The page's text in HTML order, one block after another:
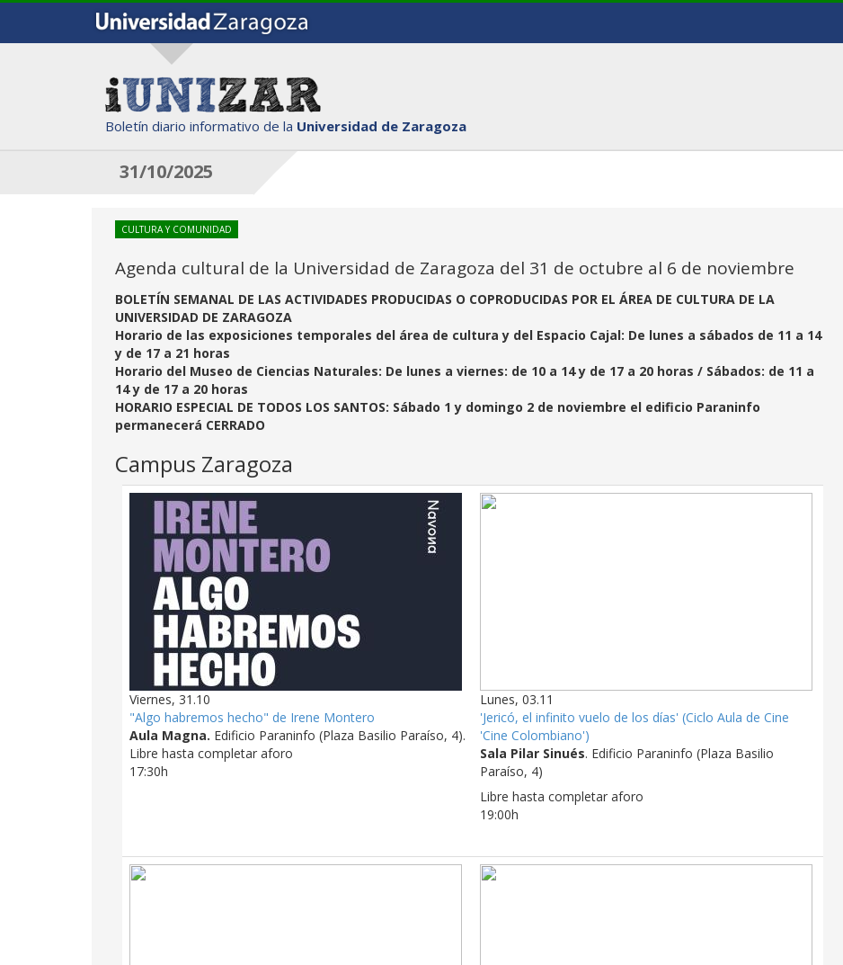
Boletín diario informativo de la Universidad de Zaragoza
31/10/2025
CULTURA Y COMUNIDAD
Agenda cultural de la Universidad de Zaragoza del 31 de octubre al 6 de noviembre
BOLETÍN SEMANAL DE LAS ACTIVIDADES PRODUCIDAS O COPRODUCIDAS POR EL ÁREA DE CULTURA DE LA
UNIVERSIDAD DE ZARAGOZA
Horario de las exposiciones temporales del área de cultura y del Espacio Cajal: De lunes a sábados de 11 a 14
y de 17 a 21 horas
Horario del Museo de Ciencias Naturales: De lunes a viernes: de 10 a 14 y de 17 a 20 horas / Sábados: de 11 a
14 y de 17 a 20 horas
HORARIO ESPECIAL DE TODOS LOS SANTOS: Sábado 1 y domingo 2 de noviembre el edificio Paraninfo
permanecerá CERRADO
Campus Zaragoza
Viernes, 31.10
"Algo habremos hecho" de Irene Montero
Aula Magna. Edificio Paraninfo (Plaza Basilio Paraíso, 4).
Libre hasta completar aforo
17:30h
Lunes, 03.11
'Jericó, el infinito vuelo de los días' (Ciclo Aula de Cine
'Cine Colombiano')
Sala Pilar Sinués. Edificio Paraninfo (Plaza Basilio
Paraíso, 4)
Libre hasta completar aforo
19:00h